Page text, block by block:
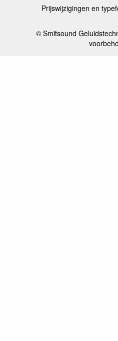
Prijswijzigingen en
© Smitsound